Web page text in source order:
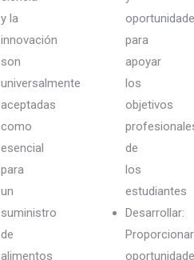
y la
innovación
son
universalmente
aceptadas
como
esencial
para
un
suministro
de
alimentos
para
apoyar
los
objetivos
de
los
estudiantes
Desarrollar:
Proporcionar